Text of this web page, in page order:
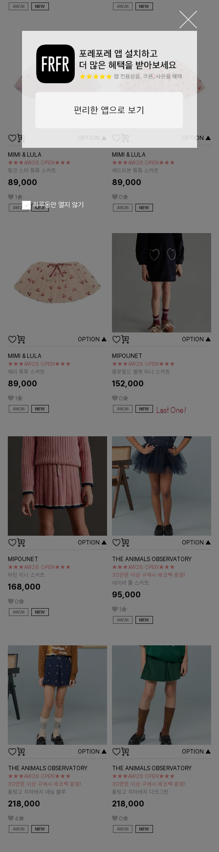
OPTION ▲
MIMI & LULA
★★★AW26 OPEN★★★
핑크 스타 튜튜 스커트
89,000
1
OPTION ▲
MIMI & LULA
★★★AW26 OPEN★★★
레드리본 튜튜 스커트
89,000
0
OPTION ▲
MIMI & LULA
★★★AW26 OPEN★★★
체리 튜튜 스커트
89,000
1
OPTION ▲
MIPOUNET
★★★AW26 OPEN★★★
클로틸드 벨벳 미니 스커트
152,000
0
OPTION ▲
MIPOUNET
★★★AW26 OPEN★★★
마틴 미니 스커트
168,000
0
OPTION ▲
THE ANIMALS OBSERVATORY
★★★AW26 OPEN★★★
30만원 이상 구매시 에코백 증정!
네이비 튤 스커트
95,000
1
OPTION ▲
THE ANIMALS OBSERVATORY
★★★AW26 OPEN★★★
30만원 이상 구매시 에코백 증정!
올링고 치마바지 데님 블루
218,000
4
OPTION ▲
THE ANIMALS OBSERVATORY
★★★AW26 OPEN★★★
30만원 이상 구매시 에코백 증정!
올링고 치마바지 다크그린
218,000
0
하루동안 열지 않기